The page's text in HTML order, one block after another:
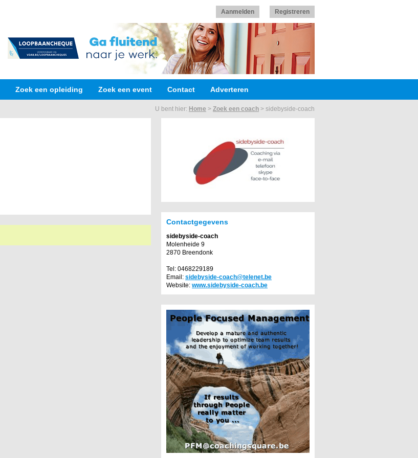
Aanmelden Registreren
Zoek een opleiding Zoek een event Contact Adverteren
U bent hier: Home > Zoek een coach > sidebyside-coach
Contactgegevens
sidebyside-coach
Molenheide 9
2870 Breendonk
Tel: 0468229189
Email: sidebyside-coach@telenet.be
Website: www.sidebyside-coach.be